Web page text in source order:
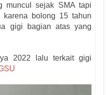
muncul sejak SMA tapi
karena bolong 15 tahun
gigi bagian atas yang
2022 lalu terkait gigi